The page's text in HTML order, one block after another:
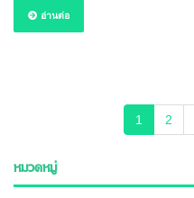
อ่านต่อ
1 (current)
2
หมวดหมู่